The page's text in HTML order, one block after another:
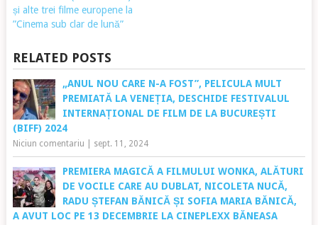
și alte trei filme europene la
”Cinema sub clar de lună”
RELATED POSTS
„ANUL NOU CARE N-A FOST”, PELICULA MULT
PREMIATĂ LA VENEȚIA, DESCHIDE FESTIVALUL
INTERNAȚIONAL DE FILM DE LA BUCUREȘTI
(BIFF) 2024
Niciun comentariu sept. 11, 2024
PREMIERA MAGICĂ A FILMULUI WONKA, ALĂTURI
DE VOCILE CARE AU DUBLAT, NICOLETA NUCĂ,
RADU ȘTEFAN BĂNICĂ ȘI SOFIA MARIA BĂNICĂ,
A AVUT LOC PE 13 DECEMBRIE LA CINEPLEXX BĂNEASA